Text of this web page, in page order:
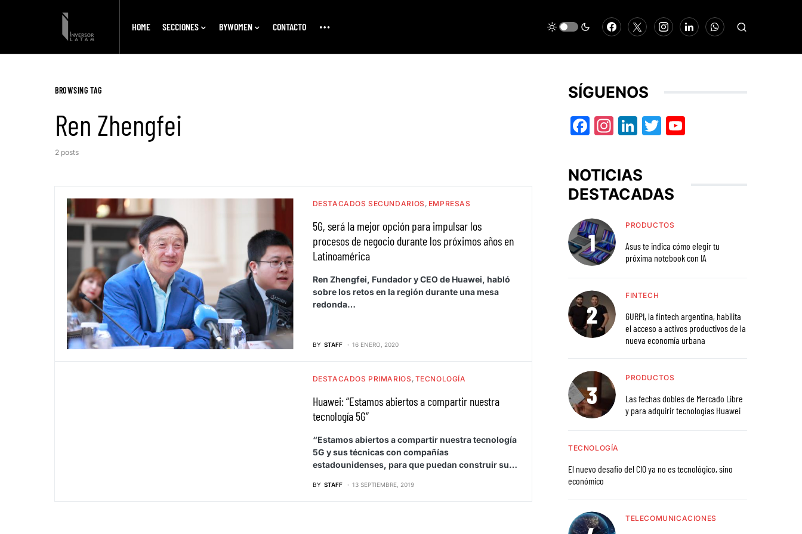
HOME SECCIONES BYWOMEN CONTACTO
BROWSING TAG
Ren Zhengfei
2 posts
DESTACADOS SECUNDARIOS EMPRESAS
5G, será la mejor opción para impulsar los
procesos de negocio durante los próximos años en
Latinoamérica
Ren Zhengfei, Fundador y CEO de Huawei, habló
sobre los retos en la región durante una mesa
redonda…
BY STAFF 16 ENERO, 2020
DESTACADOS PRIMARIOS TECNOLOGÍA
Huawei: “Estamos abiertos a compartir nuestra
tecnología 5G”
“Estamos abiertos a compartir nuestra tecnología
5G y sus técnicas con compañías
estadounidenses, para que puedan construir su…
BY STAFF 13 SEPTIEMBRE, 2019
SÍGUENOS
Facebook
Instagram
LinkedIn
Twitter
NOTICIAS
DESTACADAS
PRODUCTOS
Asus te indica cómo elegir tu
próxima notebook con IA
FINTECH
GURPI, la fintech argentina, habilita
el acceso a activos productivos de la
nueva economía urbana
PRODUCTOS
Las fechas dobles de Mercado Libre
y para adquirir tecnologías Huawei
TECNOLOGÍA
El nuevo desafío del CIO ya no es tecnológico, sino
económico
TELECOMUNICACIONES